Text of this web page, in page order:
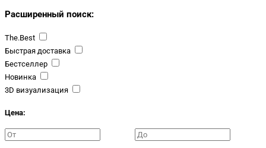
Расширенный поиск:
The.Best
Быстрая доставка
Бестселлер
Новинка
3D визуализация
Цена: